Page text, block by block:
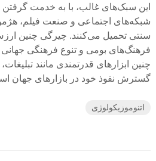
این سبک‌های غالب، با به خدمت گرفتن
شبکه‌های اجتماعی و صنعت فیلم،
سنتی تحمیل می‌کنند. چیرگی چنین
فرهنگ‌های بومی و تنوع فرهنگی
چنین ابزارهای قدرتمندی مانند
گسترش نفوذ خود در بازارهای جهان
اتنوموزیکولوژی